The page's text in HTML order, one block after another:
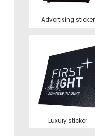
Advertising sticker
Luxury sticker